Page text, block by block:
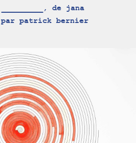
_________, de jana
patrick bernier